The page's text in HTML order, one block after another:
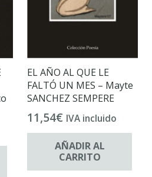
EL AÑO AL QUE LE
FALTÓ UN MES – Mayte
SANCHEZ SEMPERE
11,54€ IVA incluido
AÑADIR AL
CARRITO